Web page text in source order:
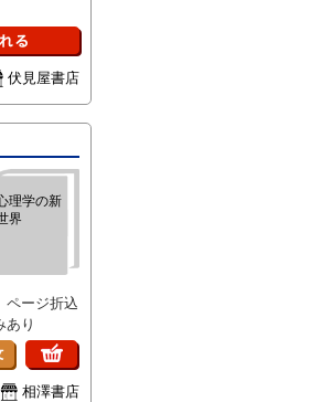
伏見屋書店
理学の新
界
ページ折込
あり
相澤書店